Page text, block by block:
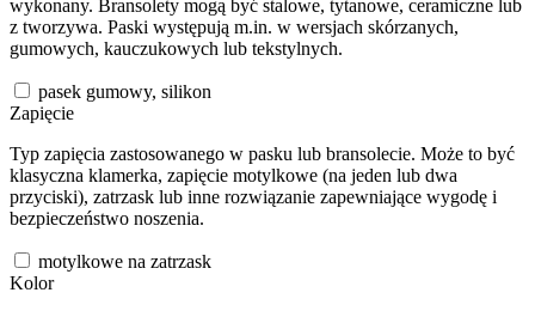
wykonany. Bransolety mogą być stalowe, tytanowe, ceramiczne lub
z tworzywa. Paski występują m.in. w wersjach skórzanych,
gumowych, kauczukowych lub tekstylnych.
pasek gumowy, silikon
Zapięcie
Typ zapięcia zastosowanego w pasku lub bransolecie. Może to być
klasyczna klamerka, zapięcie motylkowe (na jeden lub dwa
przyciski), zatrzask lub inne rozwiązanie zapewniające wygodę i
bezpieczeństwo noszenia.
motylkowe na zatrzask
Kolor